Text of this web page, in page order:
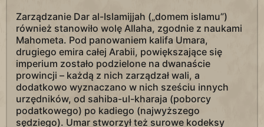
Zarządzanie Dar al-Islamijjah („domem islamu”)
również stanowiło wolę Allaha, zgodnie z naukami
Mahometa. Pod panowaniem kalifa Umara,
drugiego emira całej Arabii, powiększające się
imperium zostało podzielone na dwanaście
prowincji – każdą z nich zarządzał wali, a
dodatkowo wyznaczano w nich sześciu innych
urzędników, od sahiba-ul-kharaja (poborcy
podatkowego) po kadiego (najwyższego
sędziego). Umar stworzył też surowe kodeksy